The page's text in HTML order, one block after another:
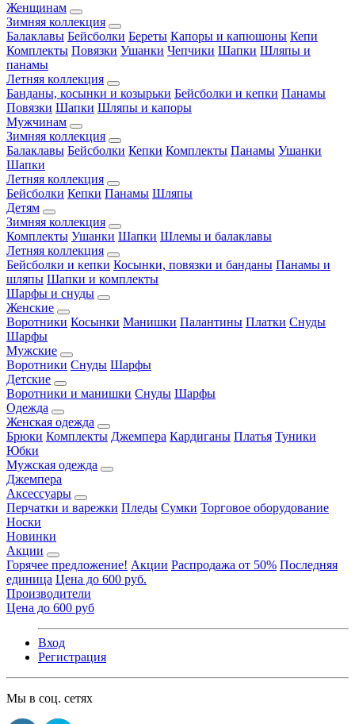
Женщинам
Зимняя коллекция
Балаклавы Бейсболки Береты Капоры и капюшоны Кепи
Комплекты Повязки Ушанки Чепчики Шапки Шляпы и
панамы
Летняя коллекция
Банданы, косынки и козырьки Бейсболки и кепки Панамы
Повязки Шапки Шляпы и капоры
Мужчинам
Зимняя коллекция
Балаклавы Бейсболки Кепки Комплекты Панамы Ушанки
Шапки
Летняя коллекция
Бейсболки Кепки Панамы Шляпы
Детям
Зимняя коллекция
Комплекты Ушанки Шапки Шлемы и балаклавы
Летняя коллекция
Бейсболки и кепки Косынки, повязки и банданы Панамы и
шляпы Шапки и комплекты
Шарфы и снуды
Женские
Воротники Косынки Манишки Палантины Платки Снуды
Шарфы
Мужские
Воротники Снуды Шарфы
Детские
Воротники и манишки Снуды Шарфы
Одежда
Женская одежда
Брюки Комплекты Джемпера Кардиганы Платья Туники
Юбки
Мужская одежда
Джемпера
Аксессуары
Перчатки и варежки Пледы Сумки Торговое оборудование
Носки
Новинки
Акции
Горячее предложение! Акции Распродажа от 50% Последняя
единица Цена до 600 руб.
Производители
Цена до 600 руб
Вход
Регистрация
Мы в соц. сетях